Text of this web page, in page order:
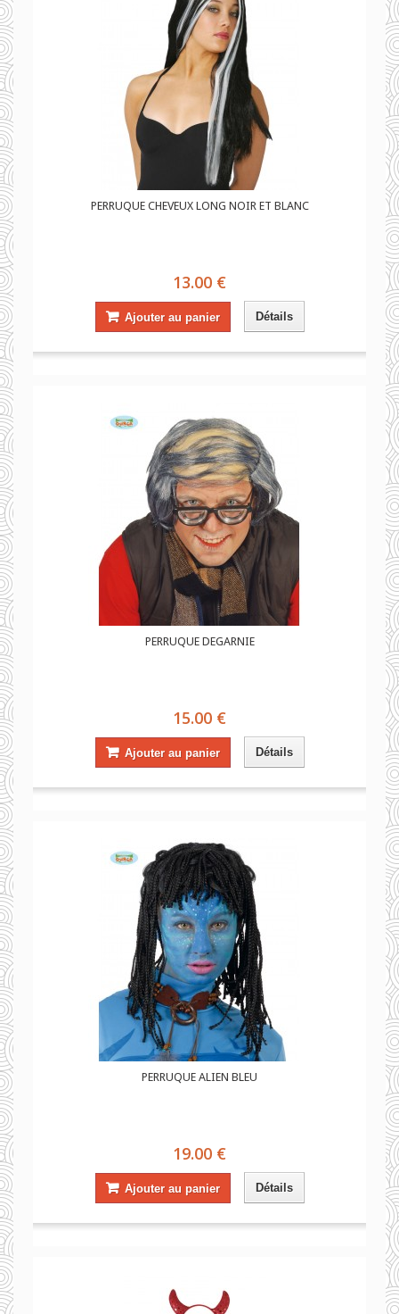
PERRUQUE CHEVEUX LONG NOIR ET BLANC
13.00 €
Ajouter au panier Détails
PERRUQUE DEGARNIE
15.00 €
Ajouter au panier Détails
PERRUQUE ALIEN BLEU
19.00 €
Ajouter au panier Détails